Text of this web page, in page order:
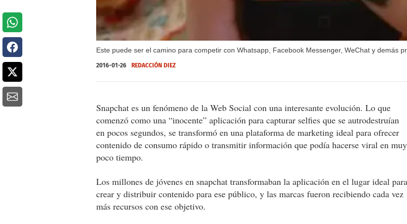
Este puede ser el camino para competir con Whatsapp, Facebook Messenger, WeChat y demás
2016-01-26 REDACCIÓN DIEZ
Snapchat es un fenómeno de la Web Social con una interesante evolución. Lo que
comenzó como una “inocente” aplicación para capturar selfies que se autrodestruían
en pocos segundos, se transformó en una plataforma de marketing ideal para ofrecer
contenido de consumo rápido o transmitir información que podía hacerse viral en muy
poco tiempo.
Los millones de jóvenes en snapchat transformaban la aplicación en el lugar ideal para
crear y distribuir contenido para ese público, y las marcas fueron recibiendo cada vez
más recursos con ese objetivo.